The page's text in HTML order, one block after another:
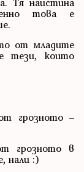
това е
от младите
тези, които
грозното –
грозното в
нали :)